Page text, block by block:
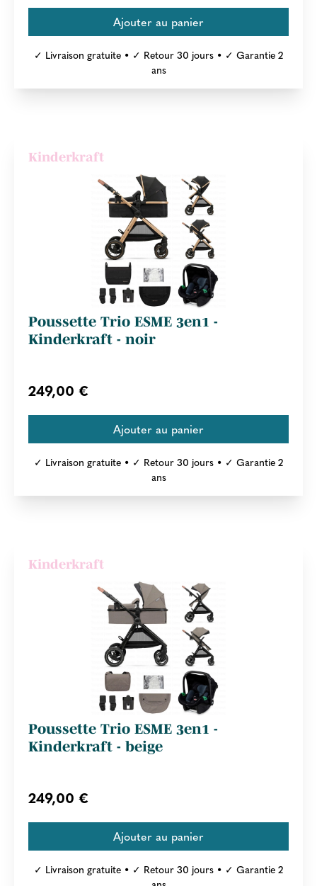
✓ Livraison gratuite • ✓ Retour 30 jours • ✓ Garantie 2
ans
Kinderkraft
Poussette Trio ESME 3en1 -
Kinderkraft - noir
249,00 €
✓ Livraison gratuite • ✓ Retour 30 jours • ✓ Garantie 2
ans
Kinderkraft
Poussette Trio ESME 3en1 -
Kinderkraft - beige
249,00 €
✓ Livraison gratuite • ✓ Retour 30 jours • ✓ Garantie 2